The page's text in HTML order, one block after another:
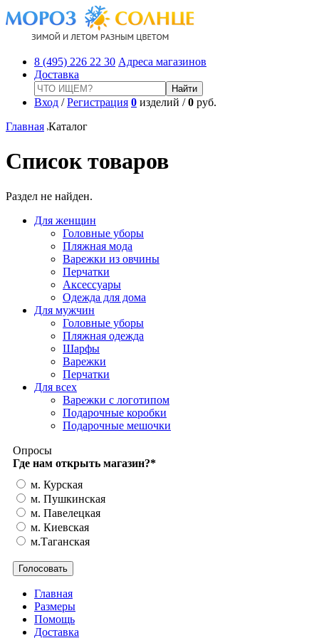
8 (495) 226 22 30 Адреса магазинов
Доставка
Вход /Регистрация 0 изделий /0 руб.
Главная Каталог
Список товаров
Раздел не найден.
Для женщин
Головные уборы
Пляжная мода
Варежки из овчины
Перчатки
Аксессуары
Одежда для дома
Для мужчин
Головные уборы
Пляжная одежда
Шарфы
Варежки
Перчатки
Для всех
Варежки с логотипом
Подарочные коробки
Подарочные мешочки
Опросы
Где нам открыть магазин?*
м. Курская
м. Пушкинская
м. Павелецкая
м. Киевская
м.Таганская
Главная
Размеры
Помощь
Доставка